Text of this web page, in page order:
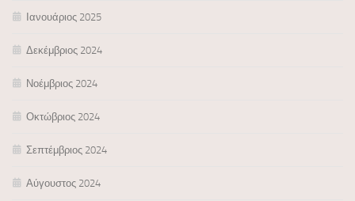
Ιανουάριος 2025
Δεκέμβριος 2024
Νοέμβριος 2024
Οκτώβριος 2024
Σεπτέμβριος 2024
Αύγουστος 2024